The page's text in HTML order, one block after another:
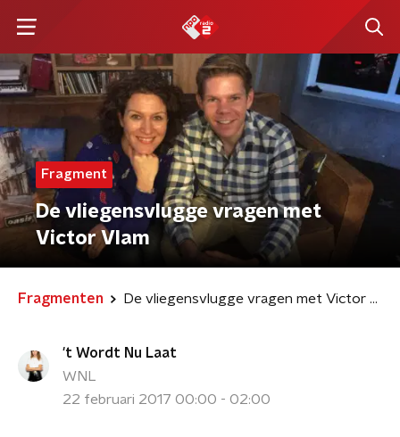
Fragment
De vliegensvlugge vragen met
Victor Vlam
Fragmenten De vliegensvlugge vragen met Victor Vlam
't Wordt Nu Laat
WNL
22 februari 2017 00:00 - 02:00